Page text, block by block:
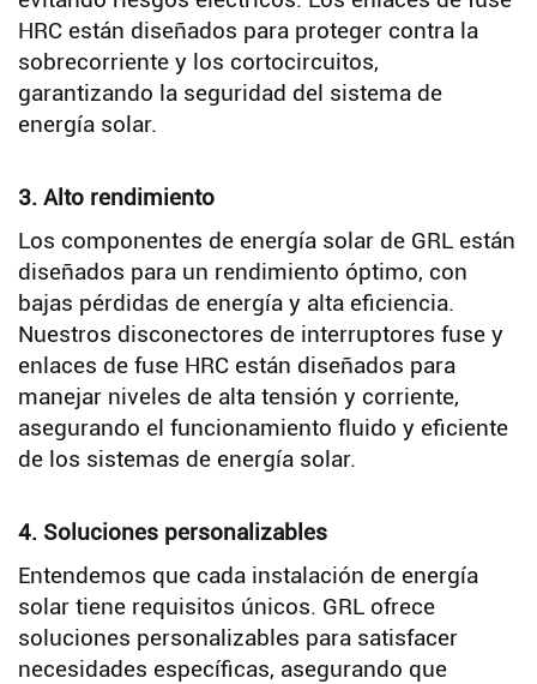
HRC están diseñados para proteger contra la
sobrecorriente y los cortocircuitos,
garantizando la seguridad del sistema de
energía solar.
3. Alto rendimiento
Los componentes de energía solar de GRL están
diseñados para un rendimiento óptimo, con
bajas pérdidas de energía y alta eficiencia.
Nuestros disconectores de interruptores fuse y
enlaces de fuse HRC están diseñados para
manejar niveles de alta tensión y corriente,
asegurando el funcionamiento fluido y eficiente
de los sistemas de energía solar.
4. Soluciones personalizables
Entendemos que cada instalación de energía
solar tiene requisitos únicos. GRL ofrece
soluciones personalizables para satisfacer
necesidades específicas, asegurando que